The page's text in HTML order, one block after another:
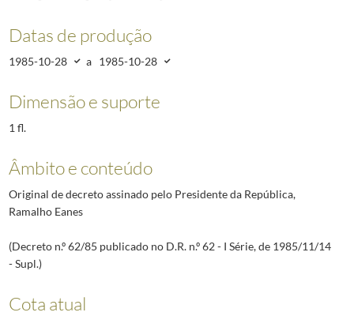
Datas de produção
1985-10-28 a 1985-10-28
Dimensão e suporte
1 fl.
Âmbito e conteúdo
Original de decreto assinado pelo Presidente da República,
Ramalho Eanes
(Decreto n.º 62/85 publicado no D.R. n.º 62 - I Série, de 1985/11/14
- Supl.)
Cota atual